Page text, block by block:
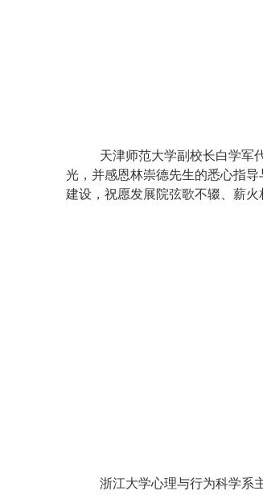
天津师范大学副校长白学军
光，并感恩林崇德先生的悉心指
建设，祝愿发展院弦歌不辍、薪
浙江大学心理与行为科学系